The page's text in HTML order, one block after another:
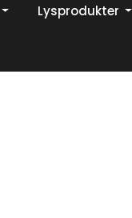
Din ekspert
Lysprodukter